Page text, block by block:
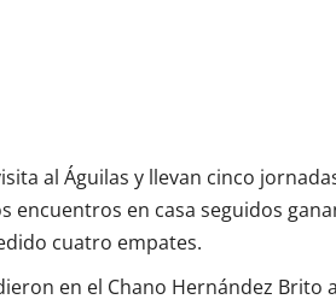
al Águilas y llevan cinco
encuentros en casa seguidos
cuatro empates.
en el Chano Hernández Brito